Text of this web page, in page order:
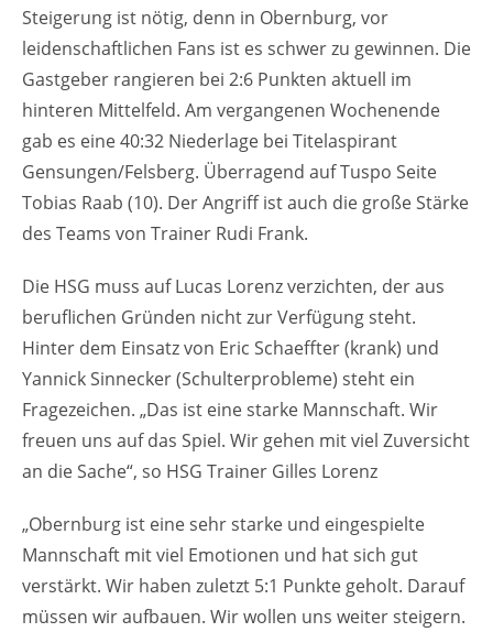
Steigerung ist nötig, denn in Obernburg, vor
leidenschaftlichen Fans ist es schwer zu gewinnen. Die
Gastgeber rangieren bei 2:6 Punkten aktuell im
hinteren Mittelfeld. Am vergangenen Wochenende
gab es eine 40:32 Niederlage bei Titelaspirant
Gensungen/Felsberg. Überragend auf Tuspo Seite
Tobias Raab (10). Der Angriff ist auch die große Stärke
des Teams von Trainer Rudi Frank.
Die HSG muss auf Lucas Lorenz verzichten, der aus
beruflichen Gründen nicht zur Verfügung steht.
Hinter dem Einsatz von Eric Schaeffter (krank) und
Yannick Sinnecker (Schulterprobleme) steht ein
Fragezeichen. „Das ist eine starke Mannschaft. Wir
freuen uns auf das Spiel. Wir gehen mit viel Zuversicht
an die Sache“, so HSG Trainer Gilles Lorenz
„Obernburg ist eine sehr starke und eingespielte
Mannschaft mit viel Emotionen und hat sich gut
verstärkt. Wir haben zuletzt 5:1 Punkte geholt. Darauf
müssen wir aufbauen. Wir wollen uns weiter steigern.